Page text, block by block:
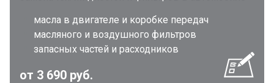
масла в двигателе и коробке передач
масляного и воздушного фильтров
запасных частей и расходников
от 3 690 руб.